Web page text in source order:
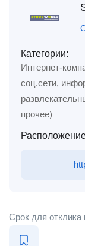
Категории:
Интернет-
соц.сети,
прочее)
Срок для отклика